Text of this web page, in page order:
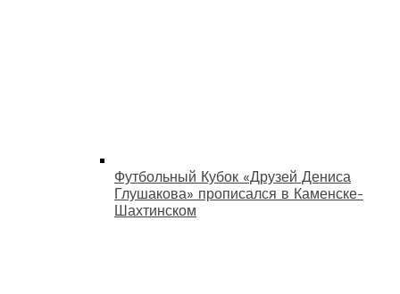
Футбольный Кубок «Друзей Дениса
Глушакова» прописался в Каменске-
Шахтинском